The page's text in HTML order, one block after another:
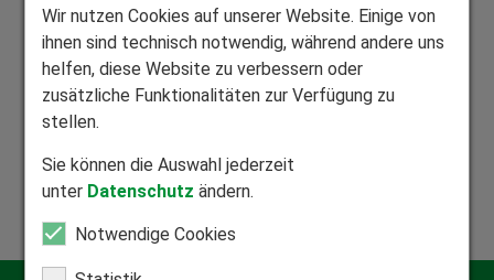
Seriöser Direktvertrieb zum Nutzen unserer Kunden.
Mitglied Bundesverband Rollladen und Sonnenschutz
Zuhause in der Rollladen- und Sonnenschutzbranche.
Wir nutzen Cookies auf unserer Website. Einige von
ihnen sind technisch notwendig, während andere uns
helfen, diese Website zu verbessern oder
zusätzliche Funktionalitäten zur Verfügung zu
stellen.
Sie können die Auswahl jederzeit
unter Datenschutz ändern.
Notwendige Cookies